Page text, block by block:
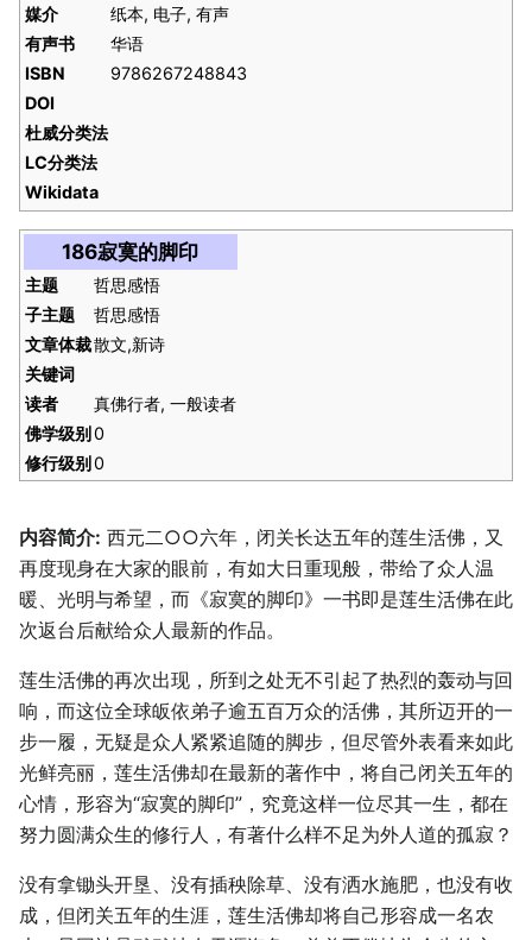
媒介
纸本, 电子, 有声
有声书
华语
ISBN
9786267248843
DOI
杜威分类法
LC分类法
Wikidata
186寂寞的脚印
主题
哲思感悟
子主题
哲思感悟
文章体裁散文,新诗
关键词
读者
真佛行者, 一般读者
佛学级别0
修行级别0
内容简介: 西元二○○六年，闭关长达五年的莲生活佛，又
再度现身在大家的眼前，有如大日重现般，带给了众人温
暖、光明与希望，而《寂寞的脚印》一书即是莲生活佛在此
次返台后献给众人最新的作品。
莲生活佛的再次出现，所到之处无不引起了热烈的轰动与回
响，而这位全球皈依弟子逾五百万众的活佛，其所迈开的一
步一履，无疑是众人紧紧追随的脚步，但尽管外表看来如此
光鲜亮丽，莲生活佛却在最新的著作中，将自己闭关五年的
心情，形容为“寂寞的脚印”，究竟这样一位尽其一生，都在
努力圆满众生的修行人，有著什么样不足为外人道的孤寂？
没有拿锄头开垦、没有插秧除草、没有洒水施肥，也没有收
成，但闭关五年的生涯，莲生活佛却将自己形容成一名农